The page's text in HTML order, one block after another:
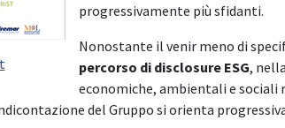
progressivamente più sfidanti.
Nonostante il venir meno di
percorso di disclosure ESG,
economiche, ambientali e
del Gruppo si orienta